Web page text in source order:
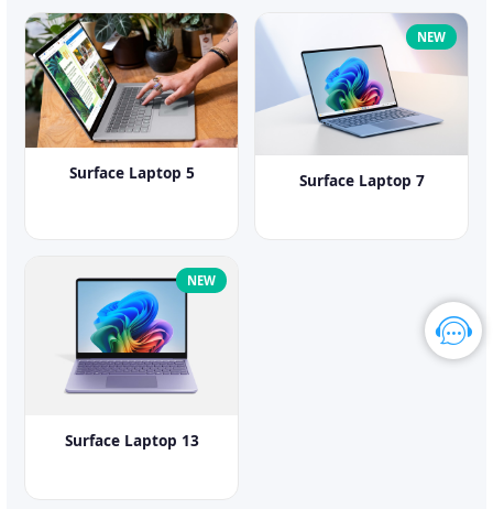
Surface Laptop 5
NEW
Surface Laptop 7
NEW
Surface Laptop 13